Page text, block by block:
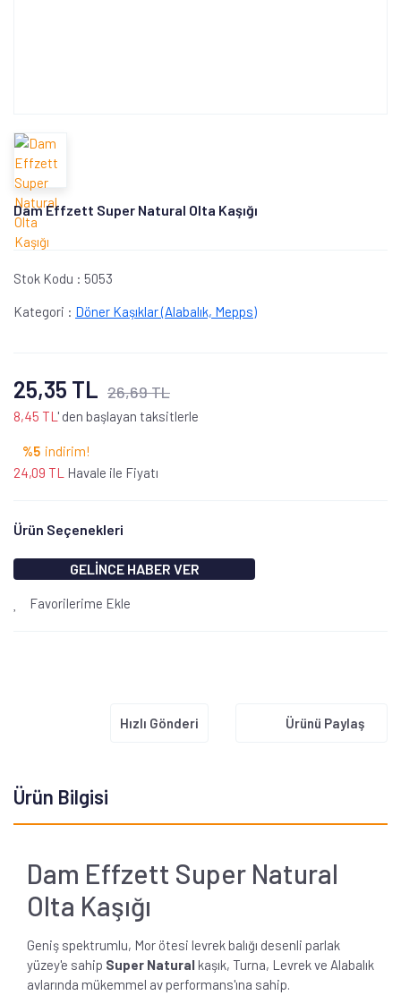
Dam Effzett Super Natural Olta Kaşığı
Stok Kodu : 5053
Kategori : Döner Kaşıklar (Alabalık, Mepps)
25,35 TL 26,69 TL
8,45 TL ' den başlayan taksitlerle
%5 indirim!
24,09 TL
Havale ile Fiyatı
Ürün Seçenekleri
GELİNCE HABER VER
Favorilerime Ekle
Hızlı Gönderi Ürünü Paylaş
Ürün Bilgisi
Dam Effzett Super Natural
Olta Kaşığı
Geniş spektrumlu, Mor ötesi levrek balığı desenli parlak
yüzey'e sahip Super Natural kaşık, Turna, Levrek ve Alabalık
avlarında mükemmel av performans'ına sahip.